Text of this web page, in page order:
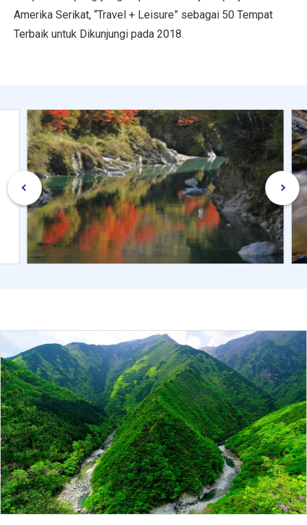
Amerika Serikat, “Travel + Leisure” sebagai 50 Tempat
Terbaik untuk Dikunjungi pada 2018.